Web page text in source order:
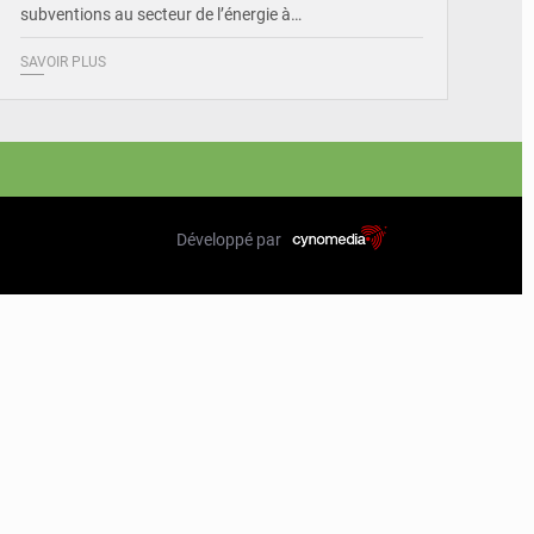
subventions au secteur de l’énergie à…
SAVOIR PLUS
Développé par